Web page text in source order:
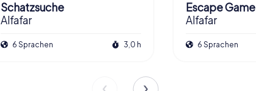
Schatzsuche
Alfafar
6 Sprachen 3,0 h
Escape Game
Alfafar
6 Sprachen